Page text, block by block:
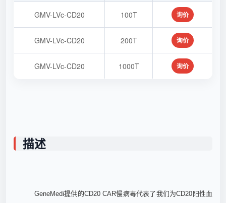
GMV-LVc-CD20 100T 询价
GMV-LVc-CD20 200T 询价
GMV-LVc-CD20 1000T 询价
描述
GeneMedi提供的CD20 CAR慢病毒代表了我们为CD20阳性血